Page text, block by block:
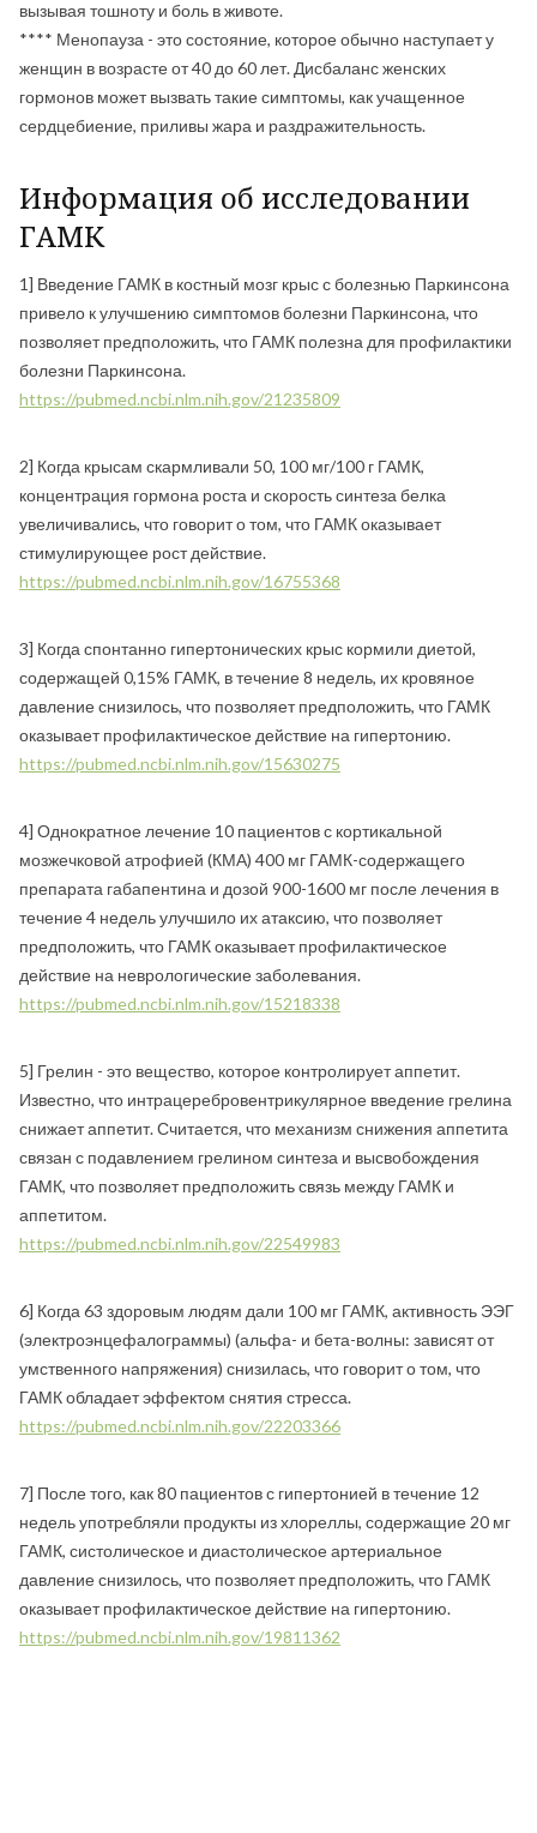
вызывая тошноту и боль в животе.
**** Менопауза - это состояние, которое обычно наступает у
женщин в возрасте от 40 до 60 лет. Дисбаланс женских
гормонов может вызвать такие симптомы, как учащенное
сердцебиение, приливы жара и раздражительность.
Информация об исследовании
ГАМК
1] Введение ГАМК в костный мозг крыс с болезнью Паркинсона
привело к улучшению симптомов болезни Паркинсона, что
позволяет предположить, что ГАМК полезна для профилактики
болезни Паркинсона.
https://pubmed.ncbi.nlm.nih.gov/21235809
2] Когда крысам скармливали 50, 100 мг/100 г ГАМК,
концентрация гормона роста и скорость синтеза белка
увеличивались, что говорит о том, что ГАМК оказывает
стимулирующее рост действие.
https://pubmed.ncbi.nlm.nih.gov/16755368
3] Когда спонтанно гипертонических крыс кормили диетой,
содержащей 0,15% ГАМК, в течение 8 недель, их кровяное
давление снизилось, что позволяет предположить, что ГАМК
оказывает профилактическое действие на гипертонию.
https://pubmed.ncbi.nlm.nih.gov/15630275
4] Однократное лечение 10 пациентов с кортикальной
мозжечковой атрофией (КМА) 400 мг ГАМК-содержащего
препарата габапентина и дозой 900-1600 мг после лечения в
течение 4 недель улучшило их атаксию, что позволяет
предположить, что ГАМК оказывает профилактическое
действие на неврологические заболевания.
https://pubmed.ncbi.nlm.nih.gov/15218338
5] Грелин - это вещество, которое контролирует аппетит.
Известно, что интрацеребровентрикулярное введение грелина
снижает аппетит. Считается, что механизм снижения аппетита
связан с подавлением грелином синтеза и высвобождения
ГАМК, что позволяет предположить связь между ГАМК и
аппетитом.
https://pubmed.ncbi.nlm.nih.gov/22549983
6] Когда 63 здоровым людям дали 100 мг ГАМК, активность ЭЭГ
(электроэнцефалограммы) (альфа- и бета-волны: зависят от
умственного напряжения) снизилась, что говорит о том, что
ГАМК обладает эффектом снятия стресса.
https://pubmed.ncbi.nlm.nih.gov/22203366
7] После того, как 80 пациентов с гипертонией в течение 12
недель употребляли продукты из хлореллы, содержащие 20 мг
ГАМК, систолическое и диастолическое артериальное
давление снизилось, что позволяет предположить, что ГАМК
оказывает профилактическое действие на гипертонию.
https://pubmed.ncbi.nlm.nih.gov/19811362